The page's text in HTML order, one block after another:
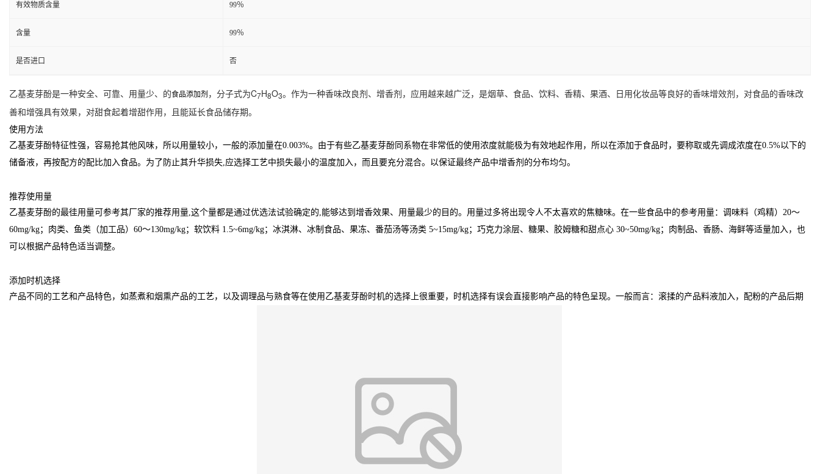
有效物质含量 99％
含量 99％
是否进口 否
乙基麦芽酚是一种安全、可靠、用量少、的食品添加剂 ，分子式为C7H8O3。作为一种香味改良剂、增香剂，应用越来越广泛，是烟草、食品、饮料、香精、果酒、日用化妆品等良好的香味增效剂，对食品的香味改
善和增强具有效果，对甜食起着增甜作用，且能延长食品储存期。
使用方法
乙基麦芽酚特征性强，容易抢其他风味，所以用量较小，一般的添加量在0.003%。由于有些乙基麦芽酚同系物在非常低的使用浓度就能极为有效地起作用，所以在添加于食品时，要称取或先调成浓度在0.5%以下的
储备液，再按配方的配比加入食品。为了防止其升华损失,应选择工艺中损失最小的温度加入，而且要充分混合。以保证最终产品中增香剂的分布均匀。
推荐使用量
乙基麦芽酚的最徍用量可参考其厂家的推荐用量,这个量都是通过优选法试验确定的,能够达到增香效果、用量最少的目的。用量过多将出现令人不太喜欢的焦糖味。在一些食品中的参考用量：调味料（鸡精）20～
60mg/kg；肉类、鱼类（加工品）60～130mg/kg；软饮料 1.5~6mg/kg；冰淇淋、冰制食品、果冻、番茄汤等汤类 5~15mg/kg；巧克力涂层、糖果、胶姆糖和甜点心 30~50mg/kg；肉制品、香肠、海鲜等适量加入，也
可以根据产品特色适当调整。
添加时机选择
产品不同的工艺和产品特色，如蒸煮和烟熏产品的工艺，以及调理品与熟食等在使用乙基麦芽酚时机的选择上很重要，时机选择有误会直接影响产品的特色呈现。一般而言：滚揉的产品料液加入，配粉的产品后期